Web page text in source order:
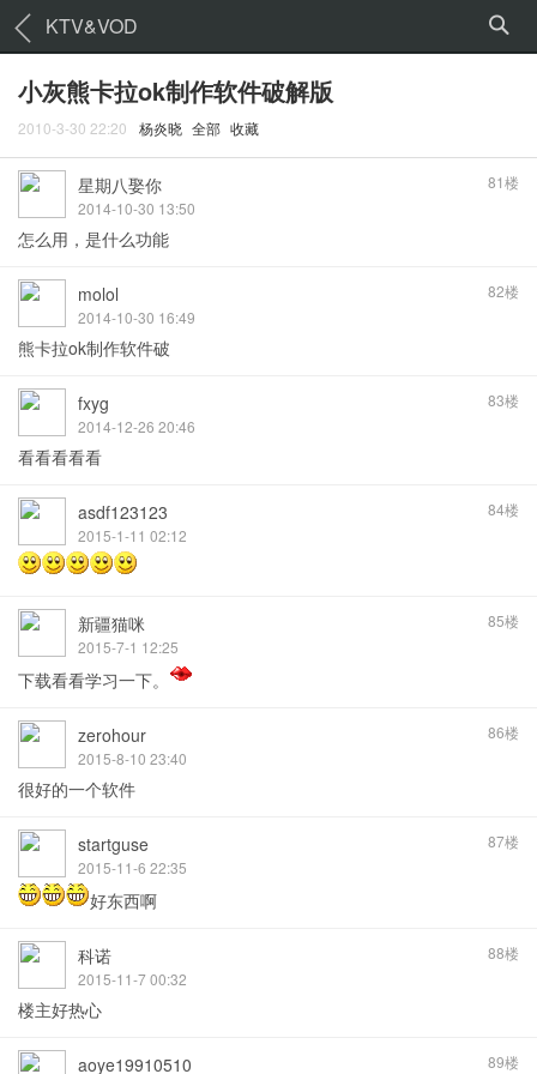
KTV&VOD
小灰熊卡拉ok制作软件破解版
2010-3-30 22:20 杨炎晓 全部 收藏
81楼
星期八娶你
2014-10-30 13:50
怎么用，是什么功能
82楼
molol
2014-10-30 16:49
熊卡拉ok制作软件破
83楼
fxyg
2014-12-26 20:46
看看看看看
84楼
asdf123123
2015-1-11 02:12
85楼
新疆猫咪
2015-7-1 12:25
下载看看学习一下。
86楼
zerohour
2015-8-10 23:40
很好的一个软件
87楼
startguse
2015-11-6 22:35
好东西啊
88楼
科诺
2015-11-7 00:32
楼主好热心
89楼
aoye19910510